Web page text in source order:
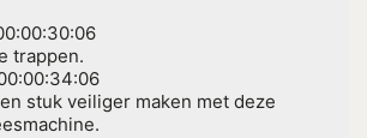
trappen.
stuk veiliger maken met deze